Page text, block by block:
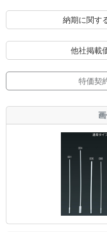
納期に関す
他社掲載
特価契